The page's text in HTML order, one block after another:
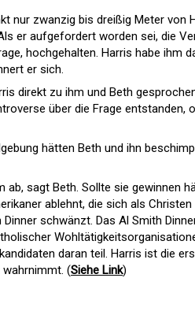
nur zwanzig bis dreißig Meter von
er aufgefordert worden sei, die
hochgehalten. Harris habe ihm
er sich.
direkt zu ihm und Beth
über die Frage entstanden,
hätten Beth und ihn
ab, sagt Beth. Sollte sie gewinnen
ablehnt, die sich als
schwänzt. Das Al Smith
daran teil. Harris ist die
wahrnimmt. (Siehe Link)